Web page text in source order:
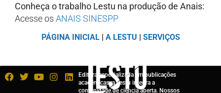
Conheça o trabalho Lestu na produção de Anais:
Acesse os ANAIS SINESPP
PÁGINA INICIAL| A LESTU SERVIÇOS
Editora especializada em publicações
acadêmicas, a Lestu integra a
comunidade de ciência aberta. Nossos